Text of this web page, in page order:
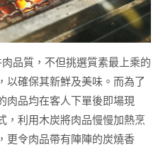
肉品質，不但挑選質素最上乘的
以確保其新鮮及美味。而為了
肉品均在客人下單後即場現
，利用木炭將肉品慢慢加熱烹
更令肉品帶有陣陣的炭燒香